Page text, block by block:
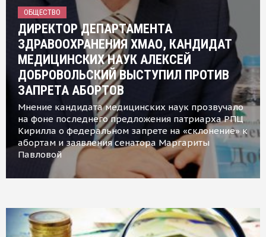
ОБЩЕСТВО
ДИРЕКТОР ДЕПАРТАМЕНТА
ЗДРАВООХРАНЕНИЯ ХМАО, КАНДИДАТ
МЕДИЦИНСКИХ НАУК АЛЕКСЕЙ
ДОБРОВОЛЬСКИЙ ВЫСТУПИЛ ПРОТИВ
ЗАПРЕТА АБОРТОВ
Мнение кандидата медицинских наук прозвучало
на фоне последнего предложения патриарха РПЦ
Кирилла о федеральном запрете на «склонение» к
абортам и заявления сенатора Маргариты
Павловой